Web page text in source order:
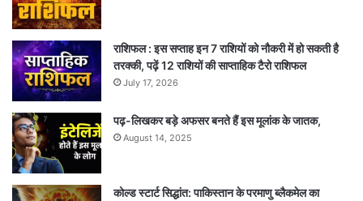
राशिफल : इस सप्ताह इन 7 राशियों को नौकरी में हो सकती है
तरक्की, पढ़ें 12 राशियों की साप्ताहिक टैरो राशिफल
July 17, 2026
पढ़-लिखकर बड़े अफसर बनते हैं इस मूलांक के जातक,
August 14, 2025
कोल्ड स्टार्ट सिद्धांत: पाकिस्तान के परमाणु ब्लैकमेल का